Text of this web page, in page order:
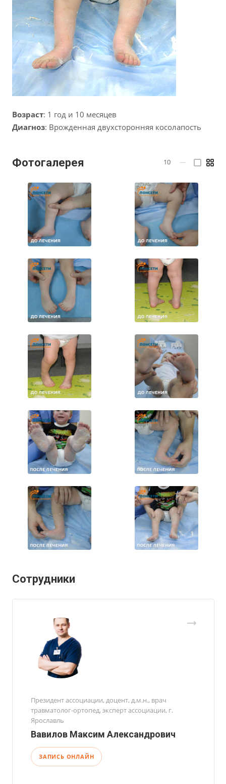
Возраст: 1 год и 10 месяцев
Диагноз: Врожденная двухсторонняя косолапость
Фотогалерея 10 —
Сотрудники
Президент ассоциации, доцент, д.м.н., врач
травматолог-ортопед, эксперт ассоциации, г.
Ярославль
Вавилов Максим Александрович
ЗАПИСЬ ОНЛАЙН